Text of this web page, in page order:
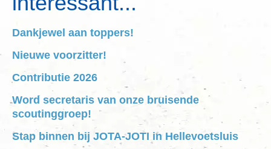
Dankjewel aan toppers!
Nieuwe voorzitter!
Contributie 2026
Word secretaris van onze bruisende
scoutinggroep!
Stap binnen bij JOTA-JOTI in Hellevoetsluis